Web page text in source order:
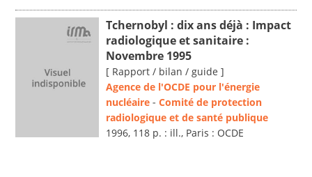
Tchernobyl : dix ans déjà : Impact
radiologique et sanitaire :
Novembre 1995
[ Rapport / bilan / guide ]
Agence de l'OCDE pour l'énergie
nucléaire - Comité de protection
radiologique et de santé publique
1996, 118 p. : ill., Paris : OCDE